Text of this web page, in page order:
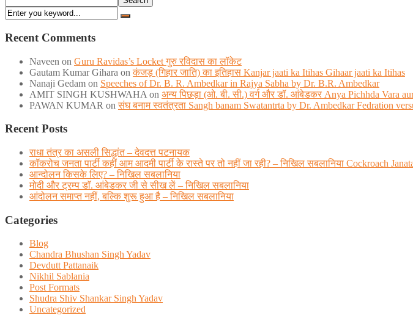
Recent Comments
Naveen on Guru Ravidas’s Locket गुरु रविदास का लॉकेट
Gautam Kumar Gihara onकंजड़ (गिहार जाति) का इतिहास Kanjar jaati ka Itihas Gihaar jaati ka Itihas
Nanaji Gedam on Speeches of Dr. B. R. Ambedkar in Rajya Sabha by Dr. B.R. Ambedkar
AMIT SINGH KUSHWAHA on अन्य पिछड़ा (ओ. बी. सी.) वर्ग और डॉ. आंबेडकर Anya Pichhda Vara
PAWAN KUMAR onसंघ बनाम स्वतंत्रता Sangh banam Swatantrta by Dr. Ambedkar Fedration
Recent Posts
राधा तंत्र का असली सिद्धांत – देवदत्त पटनायक
कॉकरोच जनता पार्टी कहीं आम आदमी पार्टी के रास्ते पर तो नहीं जा रही? – निखिल सबलानिया Cockroach
आन्दोलन किसके लिए? – निखिल सबलानिया
मोदी और ट्रम्प डाॅ. आंबेडकर जी से सीख लें – निखिल सबलानिया
आंदोलन समाप्त नहीं, बल्कि शुरू हुआ है – निखिल सबलानिया
Categories
Blog
Chandra Bhushan Singh Yadav
Devdutt Pattanaik
Nikhil Sablania
Post Formats
Shudra Shiv Shankar Singh Yadav
Uncategorized